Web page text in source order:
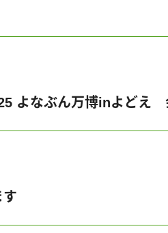
よなぶん万博inよどえ
す